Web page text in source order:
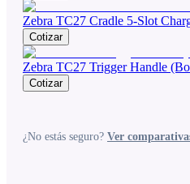
Zebra TC27 Cradle 5-Slot
Cotizar
Zebra TC27 Trigger Handle
Cotizar
¿No estás seguro? Ver